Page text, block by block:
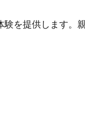
験を提供します。